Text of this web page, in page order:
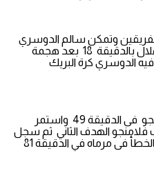
وتمكن سالم الدوسري
من اختطاف هدف مبكر لصالح الهلال بالدقيقة 18 بعد هجمة
الدوسري كرة البريك
فى بداية الشوط الثاني تعادل فلامنجو فى الدقيقة 49 واستمر
78 حيث خطف فلامنجو الهدف الثاني ثم سجل
عادل البليهي مدافع الهلال هدفًا بالخطأ فى مرماه في الدقيقة 81